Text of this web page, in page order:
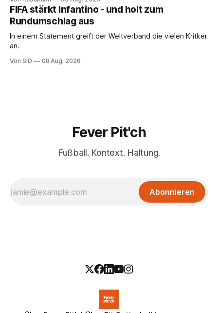
FIFA stärkt Infantino - und holt zum
Rundumschlag aus
In einem Statement greift der Weltverband die vielen Kritker
an.
Von SID 08 Aug. 2026
Fever Pit'ch
Fußball. Kontext. Haltung.
Abonnieren